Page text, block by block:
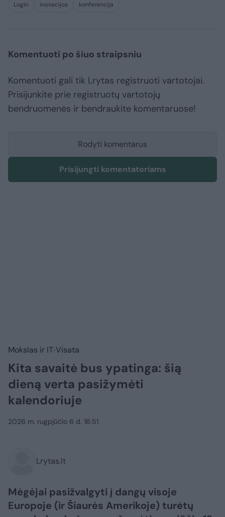
Login inovacijos konferencija
Komentuoti po šiuo straipsniu
Komentuoti gali tik Lrytas registruoti vartotojai.
Prisijunkite prie registruotų vartotojų
bendruomenės ir bendraukite komentaruose!
Rodyti komentarus
Prisijungti komentatoriams
Mokslas ir IT Visata
Kita savaitė bus ypatinga: šią
dieną verta pasižymėti
kalendoriuje
2026 m. rugpjūčio 6 d. 16:51
Lrytas.lt
Mėgėjai pasižvalgyti į dangų visoje
Europoje (ir Šiaurės Amerikoje) turėtų